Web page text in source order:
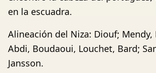
en la escuadra.
Alineación del Niza: Diouf; Mendy,
Abdi, Boudaoui, Louchet, Bard;
Jansson.